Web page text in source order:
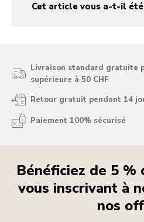
Cet article vous a-t-il
yes
no
Livraison standard gratuite
supérieure à 50 CHF
Retour gratuit pendant 14
Paiement 100% sécurisé
Bénéficiez de 5 %
vous inscrivant à
nos